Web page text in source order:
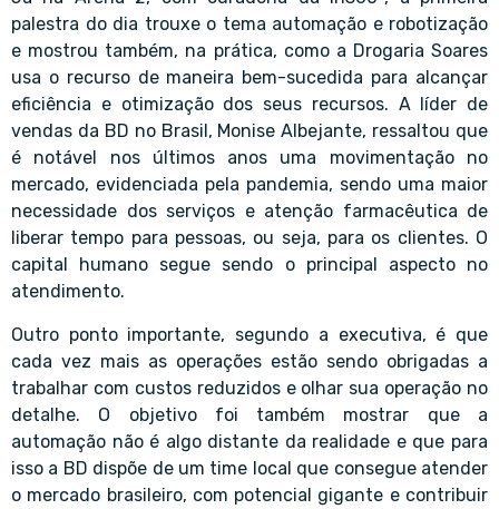
palestra do dia trouxe o tema automação e robotização
e mostrou também, na prática, como a Drogaria Soares
usa o recurso de maneira bem-sucedida para alcançar
eficiência e otimização dos seus recursos. A líder de
vendas da BD no Brasil, Monise Albejante, ressaltou que
é notável nos últimos anos uma movimentação no
mercado, evidenciada pela pandemia, sendo uma maior
necessidade dos serviços e atenção farmacêutica de
liberar tempo para pessoas, ou seja, para os clientes. O
capital humano segue sendo o principal aspecto no
atendimento.
Outro ponto importante, segundo a executiva, é que
cada vez mais as operações estão sendo obrigadas a
trabalhar com custos reduzidos e olhar sua operação no
detalhe. O objetivo foi também mostrar que a
automação não é algo distante da realidade e que para
isso a BD dispõe de um time local que consegue atender
o mercado brasileiro, com potencial gigante e contribuir